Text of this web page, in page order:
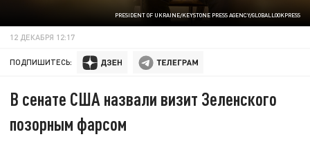
PRESIDENT OF UKRAINE/KEYSTONE PRESS AGENCY/GLOBALLOOKPRESS
12 ДЕКАБРЯ 12:17
ПОДПИШИТЕСЬ:
В сенате США назвали визит Зеленского
позорным фарсом